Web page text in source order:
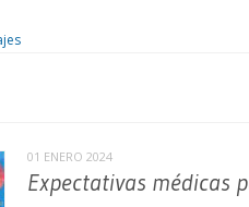
01 ENERO 2024
Expectativas médicas